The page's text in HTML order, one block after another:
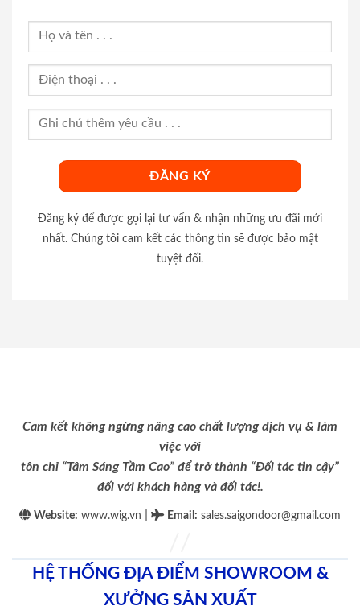
Đăng ký để được gọi lại tư vấn & nhận những ưu đãi mới
nhất. Chúng tôi cam kết các thông tin sẽ được bảo mật
tuyệt đối.
Cam kết không ngừng nâng cao chất lượng dịch vụ & làm
việc với
tôn chỉ “Tâm Sáng Tầm Cao” để trở thành “Đối tác tin cậy”
đối với khách hàng và đối tác!.
Website: www.wig.vn Email : sales.saigondoor@gmail.com
HỆ THỐNG ĐỊA ĐIỂM SHOWROOM &
XƯỞNG SẢN XUẤT